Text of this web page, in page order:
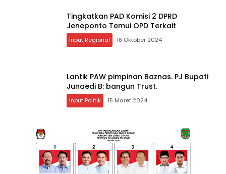
Tingkatkan PAD Komisi 2 DPRD
Jeneponto Temui OPD Terkait
Input Regional 18 Oktober 2024
Lantik PAW pimpinan Baznas. PJ Bupati
Junaedi B: bangun Trust.
Input Politik 15 Maret 2024